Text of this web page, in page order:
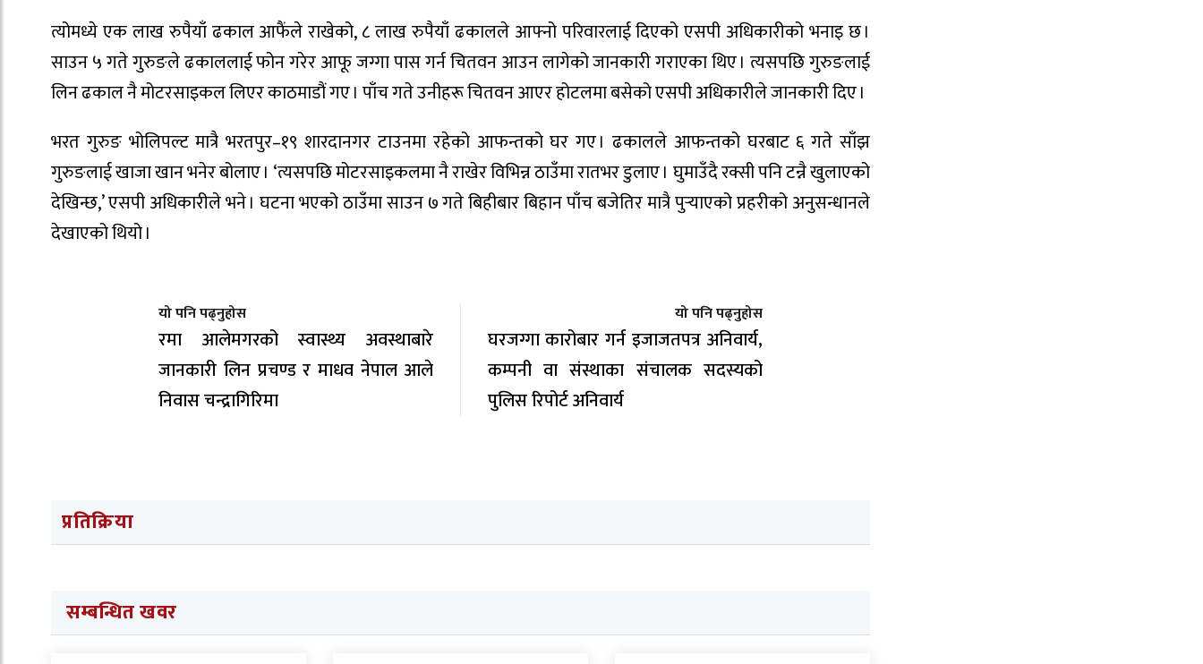
त्योमध्ये एक लाख रुपैयाँ ढकाल आफैंले राखेको, ८ लाख रुपैयाँ ढकालले आफ्नो परिवारलाई दिएको एसपी अधिकारीको भनाइ छ ।
साउन ५ गते गुरुङले ढकाललाई फोन गरेर आफू जग्गा पास गर्न चितवन आउन लागेको जानकारी गराएका थिए । त्यसपछि गुरुङलाई
लिन ढकाल नै मोटरसाइकल लिएर काठमाडौं गए । पाँच गते उनीहरू चितवन आएर होटलमा बसेको एसपी अधिकारीले जानकारी दिए ।
भरत गुरुङ भोलिपल्ट मात्रै भरतपुर–१९ शारदानगर टाउनमा रहेको आफन्तको घर गए । ढकालले आफन्तको घरबाट ६ गते साँझ
गुरुङलाई खाजा खान भनेर बोलाए । ‘त्यसपछि मोटरसाइकलमा नै राखेर विभिन्न ठाउँमा रातभर डुलाए । घुमाउँदै रक्सी पनि टन्नै खुलाएको
देखिन्छ,’ एसपी अधिकारीले भने । घटना भएको ठाउँमा साउन ७ गते बिहीबार बिहान पाँच बजेतिर मात्रै पुर्‍याएको प्रहरीको अनुसन्धानले
देखाएको थियो ।
यो पनि पढ्नुहोस
रमा आलेमगरको स्वास्थ्य अवस्थाबारे
जानकारी लिन प्रचण्ड र माधव नेपाल आले
निवास चन्द्रागिरिमा
यो पनि पढ्नुहोस
घरजग्गा कारोबार गर्न इजाजतपत्र अनिवार्य,
कम्पनी वा संस्थाका संचालक सदस्यको
पुलिस रिपोर्ट अनिवार्य
प्रतिक्रिया
सम्बन्धित खवर